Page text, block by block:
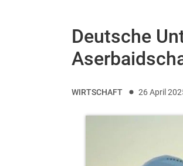
Deutsche
WIRTSCHAFT 26 April